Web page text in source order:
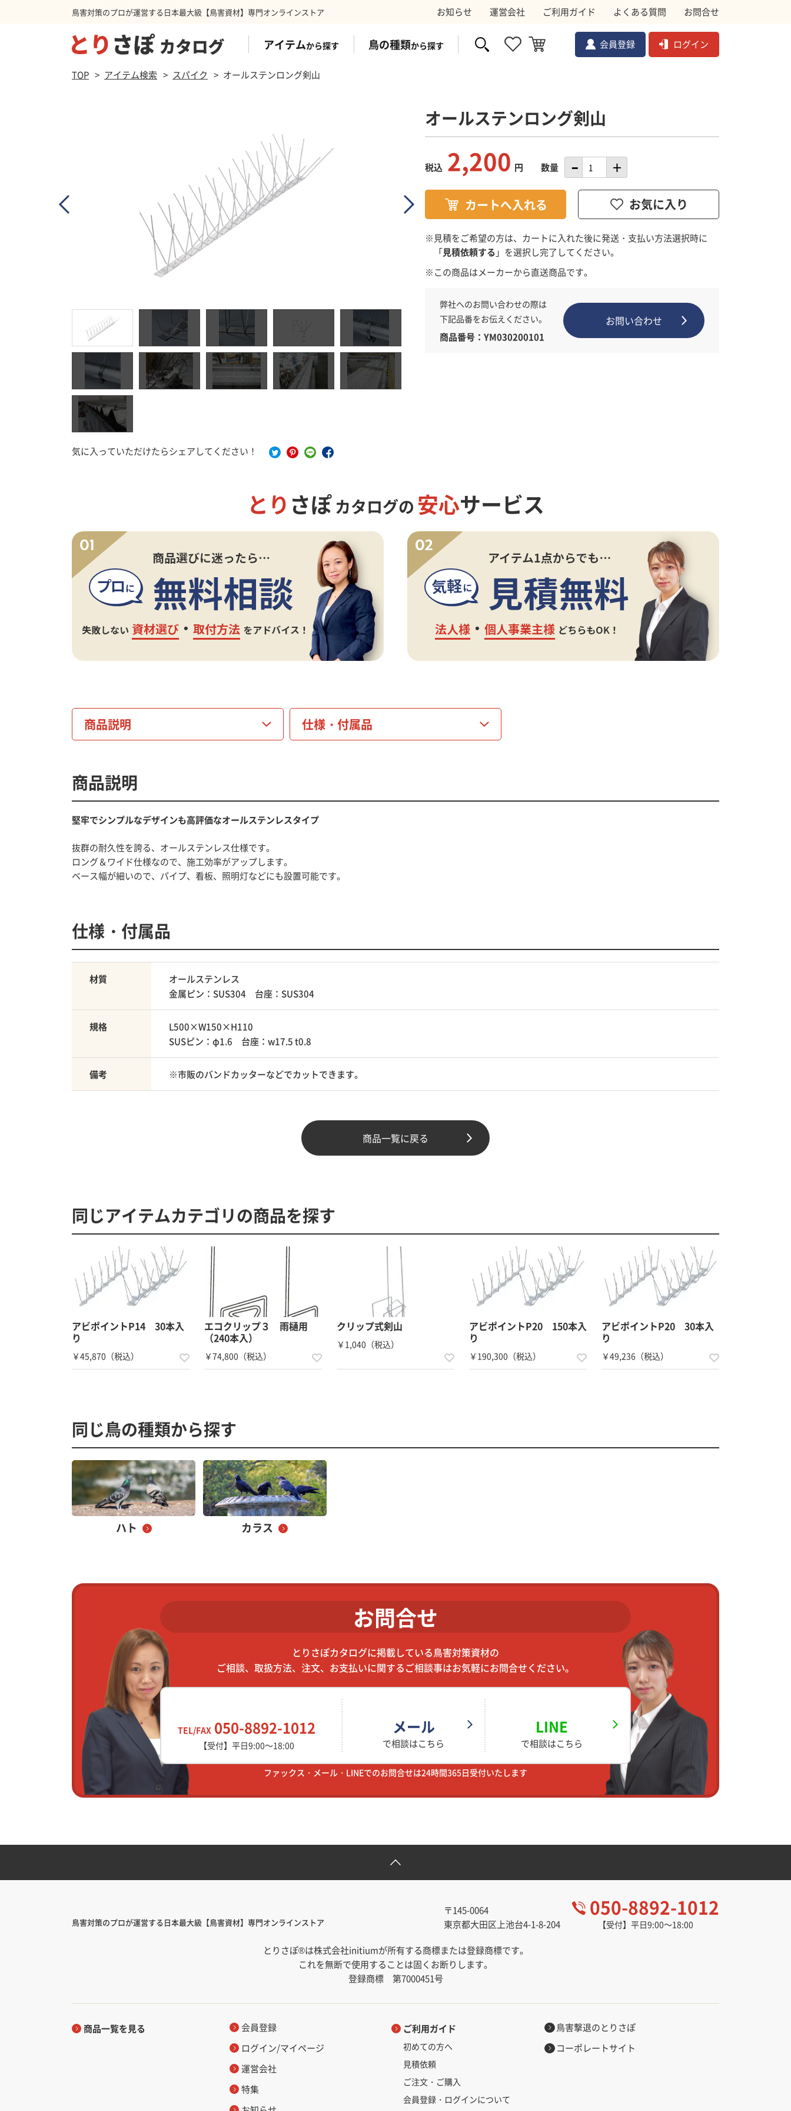
鳥害対策のプロが運営する日本最大級【鳥害資材】専門オンラインストア お知らせ 運営会社 ご利用ガイド よくある質問 お問合せ
アイテムから探す
スパイク 太陽光パネル対策資材
防鳥カーテン 忌避剤 電気ショック 副資材
接着剤 工具
鳥の種類から探す
カラス
その他害獣
商品を検索する
会員登録 ログイン
TOP アイテム検索 スパイク オールステンロング剣山
気に入っていただけたらシェアしてください！
オールステンロング剣山
税込 2,200 円 数量
※見積をご希望の方は、カートに入れた後に発送・支払い方法選択時に
「見積依頼する 」を選択し完了してください。
※この商品はメーカーから直送商品です。
弊社へのお問い合わせの際は
下記品番をお伝えください。
商品番号：YM030200101
お問い合わせ
とり さぽカタログの 安心サービス
商品説明 仕様・ 付属品
商品説明
堅牢でシンプルなデザインも高評価なオールステンレスタイプ
抜群の耐久性を誇る、オールステンレス仕様です。
ロング＆ワイド仕様なので、施工効率がアップします。
ベース幅が細いので、パイプ、看板、照明灯などにも設置可能です。
仕様・付属品
材質
オールステンレス
金属ピン：SUS304 台座：SUS304
規格
L500×W150×H110
SUSピン：φ1.6 台座：w17.5 t0.8
備考 ※市販のバンドカッターなどでカットできます。
商品一覧に戻る
同じアイテムカテゴリの商品を探す
アビポイントP14 30本入
り
￥45,870（税込）
エコクリップ３ 雨樋用
（240本入）
￥74,800（税込）
クリップ式剣山
￥1,040（税込）
アビポイントP20 150本入
り
￥190,300（税込）
アビポイントP20 30本入
り
￥49,236（税込）
同じ鳥の種類から探す
ハト カラス
お問合せ
とりさぽカタログに掲載している鳥害対策資材の
ご相談、取扱方法、注文、お支払いに関するご相談事はお気軽にお問合せください。
TEL/FAX 050-8892-1012
【受付】平日9:00～18:00
メール
で相談はこちら
LINE
で相談はこちら
ファックス・メール・LINEでのお問合せは24時間365日受付いたします
鳥害対策のプロが運営する日本最大級【鳥害資材】専門オンラインストア
050-8892-1012
【受付】平日9:00～18:00
〒145-0064
東京都大田区上池台4-1-8-204
とりさぽ®は株式会社initiumが所有する商標または登録商標です。
これを無断で使用することは固くお断りします。
登録商標 第7000451号
商品一覧を見る
会員登録
ログイン/マイページ
運営会社
特集
ご利用ガイド
初めての方へ
見積依頼
ご注文・ご購入
会員登録・ログインについて
鳥害撃退のとりさぽ
コーポレートサイト